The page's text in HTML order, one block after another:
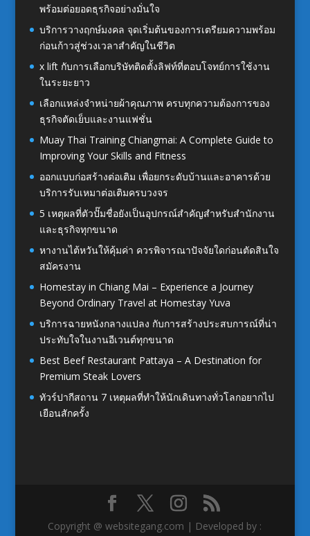
พร้อมต่อยอดธุรกิจอย่างมั่นใจ
บริการวางฤกษ์มงคล จุดเริ่มต้นของการเตรียมความพร้อม
ก่อนก้าวสู่ช่วงเวลาสำคัญในชีวิต
x lift กับการเลือกบริษัทติดตั้งลิฟท์ที่ตอบโจทย์การใช้งาน
ในระยะยาว
เลือกแหล่งจำหน่ายผ้าคุณภาพ ครบทุกความต้องการของ
ธุรกิจตัดเย็บและงานแฟชั่น
Muay Thai Training Chiangmai: A Complete Guide to
Improving Your Skills and Fitness
ออกแบบก่อสร้างต่อเติม เพื่อยกระดับบ้านและอาคารด้วย
บริการรับเหมาต่อเติมครบวงจร
5 เหตุผลที่ตัวปั๊มชื่อยังเป็นอุปกรณ์สำคัญสำหรับสำนักงาน
และธุรกิจทุกขนาด
หางานไต้หวันให้คุ้มค่า ควรพิจารณาปัจจัยใดก่อนตัดสินใจ
สมัครงาน
Homestay in Chiang Mai – Experience a Journey
Beyond Ordinary Travel at Homestay Yuva
บริการฉายหนังกลางแปลง กับการสร้างประสบการณ์ที่น่า
ประทับใจในงานอีเวนต์ทุกขนาด
Best Beef Restaurant Pattaya – A Destination for
Premium Steak Lovers
ทัวร์ปากีสถาน 7 เหตุผลที่ทำให้นักเดินทางทั่วโลกอยากไป
เยือนสักครั้ง
Copyright @ websitegang.com | Developed by :